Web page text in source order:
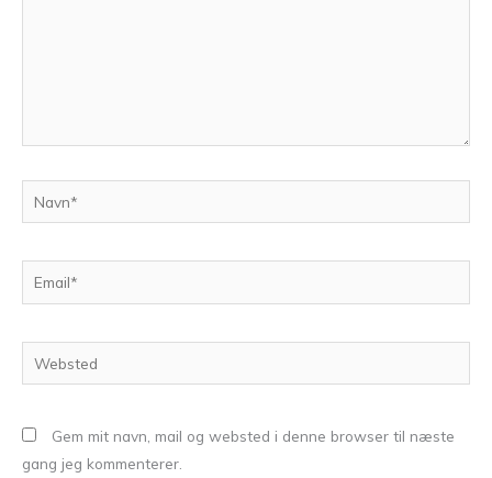
Navn*
Email*
Websted
Gem mit navn, mail og websted i denne browser til næste
gang jeg kommenterer.